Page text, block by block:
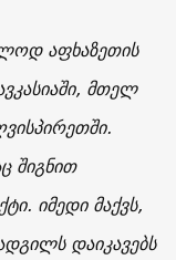
აფხაზეთის
მთელ
შიგნით
იმედი მაქვს,
დაიკავებს